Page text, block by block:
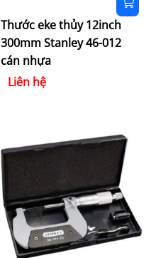
Thước eke thủy 12inch
300mm Stanley 46-012
cán nhựa
Liên hệ